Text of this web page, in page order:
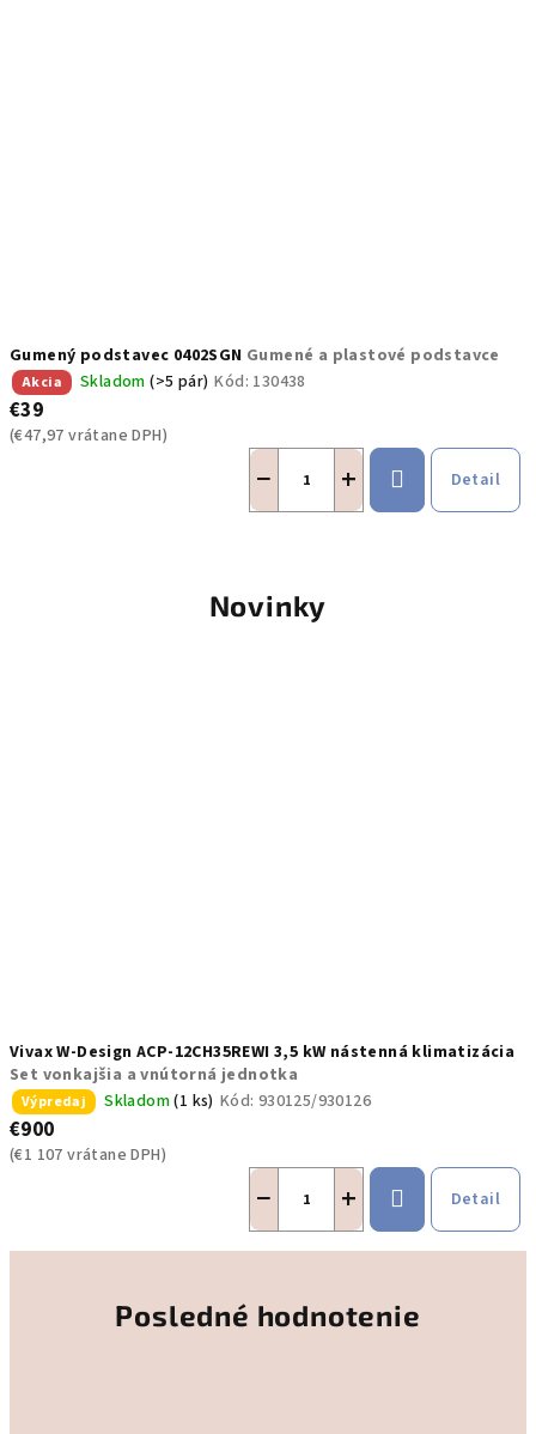
Gumený podstavec 0402SGN Gumené a plastové podstavce
Akcia Skladom(>5 pár) Kód: 130438
€39
(€47,97 vrátane DPH)
+
− Detail
Novinky
Vivax W-Design ACP-12CH35REWI 3,5 kW nástenná klimatizácia
Set vonkajšia a vnútorná jednotka
Výpredaj Skladom(1 ks) Kód: 930125/930126
€900
(€1 107 vrátane DPH)
+
− Detail
Posledné hodnotenie